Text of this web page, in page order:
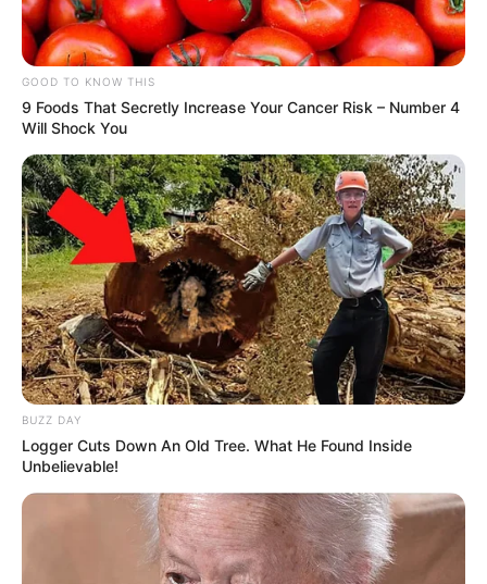
ΤΑΥΤΟΤΗΤΑ ΚΑΙ ΕΠΙΚΟΙΝΩΝΙΑ ΟΡΟΙ ΧΡΗΣΗΣ
© 2025 EVIANEWS του Γιώργου Κουτσελίνη
GOOD TO KNOW THIS
9 Foods That Secretly Increase Your Cancer Risk – Number 4
Will Shock You
BUZZ DAY
Logger Cuts Down An Old Tree. What He Found Inside
Unbelievable!